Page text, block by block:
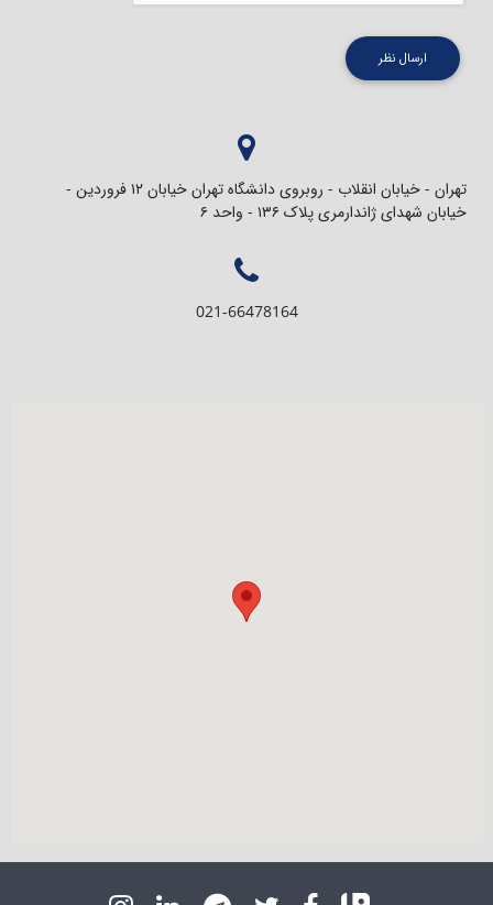
ارسال نظر
تهران - خیابان انقلاب - روبروی دانشگاه تهران خیابان ۱۲ فروردین -
خیابان شهدای ژاندارمری پلاک ۱۳۶ - واحد ۶
021-66478164